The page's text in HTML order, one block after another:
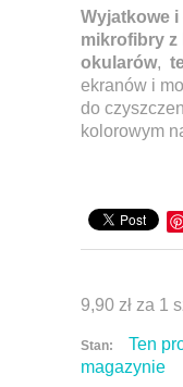
Wyjatkowe
mikrofibry z
okularów,
ekranów i
do
kolorowym
9,90 zł za 1
Stan:
Ten
magazynie